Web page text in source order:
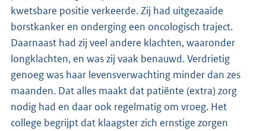
kwetsbare positie verkeerde. Zij had uitgezaaide
borstkanker en onderging een oncologisch traject.
Daarnaast had zij veel andere klachten, waaronder
longklachten, en was zij vaak benauwd. Verdrietig
genoeg was haar levensverwachting minder dan zes
maanden. Dat alles maakt dat patiënte (extra) zorg
nodig had en daar ook regelmatig om vroeg. Het
college begrijpt dat klaagster zich ernstige zorgen